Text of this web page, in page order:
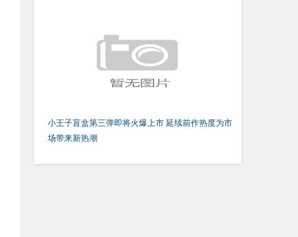
小王子盲盒第三弹即将火爆上市 延续前作热度为市
场带来新热潮